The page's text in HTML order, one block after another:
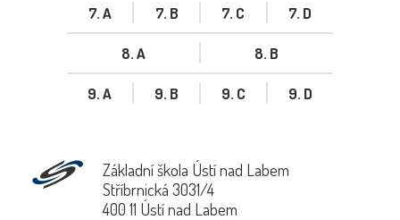
7. A 7. B 7. C 7. D
8. A 8. B
9. A 9. B 9. C 9. D
Základní škola Ústí nad Labem
Stříbrnická 3031/4
400 11 Ústí nad Labem